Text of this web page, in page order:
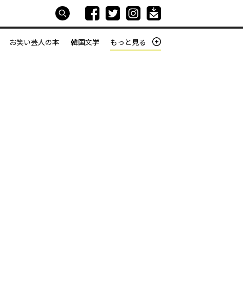
お笑い芸人の本 韓国文学 もっと見る